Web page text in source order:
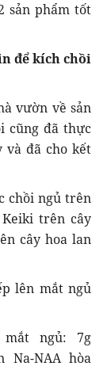
sản phẩm tốt
để kích chồi
vườn về sản
cũng đã thực
và đã cho kết
chồi ngủ trên
trên cây
cây hoa lan
lên mắt ngủ
ngủ: 7g
Na-NAA hòa